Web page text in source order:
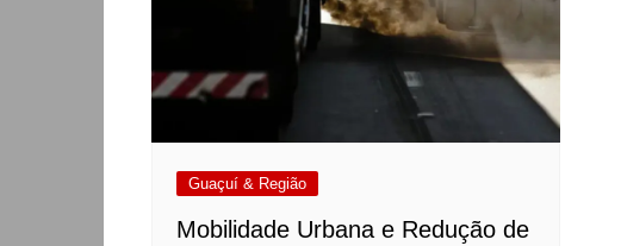
Guaçuí & Região
Mobilidade Urbana e Redução de